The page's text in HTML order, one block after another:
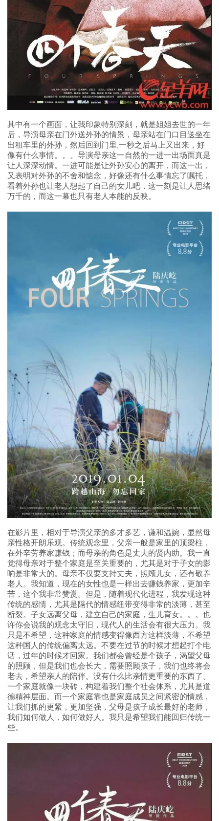
其中有一个画面，让我印象特别深刻，就是姐姐去世的一年
后，导演母亲在门外送外孙的情景，母亲站在门口目送坐在
出租车里的外孙，然后回到门里,一秒之后马上又出来，好
像有什么事情。。。导演母亲这一自然的一进一出场面真是
让人深深动情。一进可能是让外孙安心的离开，而这一出，
又表明对外孙的不舍和惦念，好像还有什么事情忘了嘱托，
看着外孙也让老人想起了自己的女儿吧，这一刻是让人思绪
万千的，而这一幕也只有老人本能的反映。
在影片里，相对于导演父亲的多才多艺，谦和温婉，显然母
亲性格开朗乐观。传统观念里，父亲一般是家里的顶梁柱，
在外辛劳养家赚钱；而母亲的角色是丈夫的贤内助。我一直
觉得母亲对于整个家庭是至关重要的，尤其是对于子女的影
响是非常大的。母亲不仅要支持丈夫，照顾儿女，还有敬养
老人。我知道，现在的女性也是一样出去赚钱养家，更加辛
苦，这个我非常赞赏。但是，随着现代化进程，我发现这种
传统的感情，尤其是隔代的情感纽带变得非常的淡薄，甚至
断裂。子女远离父母，建立自己的家庭，生儿育女。。。也
许你会说我的观念太守旧，现代人的生活会有很大压力。我
只是不希望，这种家庭的情感变得像西方这样淡薄，不希望
这种国人的传统偏离太远。不要在过节的时候才想起打个电
话，过年的时候才回家。我们都会曾经是个孩子，渴望父母
的照顾，但是我们也会长大，需要照顾孩子，我们也终将会
老去，希望亲人的陪伴。没有什么比亲情更重要的东西了。
一个家庭就像一块砖，构建着我们整个社会体系，尤其是道
德精神层面。而一个家庭靠也是家庭成员之间紧密的情感，
让我们抓的更紧，更加坚强，父母是孩子成长最好的老师，
我们如何做人，如何做好人。我只是希望我们能回归传统一
些。